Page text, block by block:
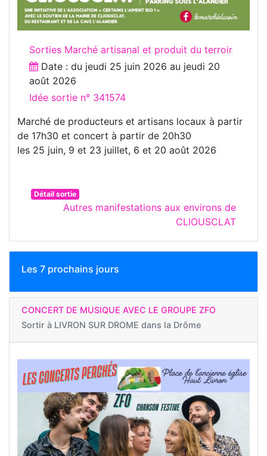
Sorties Marché artisanal et produit du terroir
Date : du jeudi 25 juin 2026 au jeudi 20
août 2026
Idée sortie n° 341574
Marché de producteurs et artisans locaux à partir
de 17h30 et concert à partir de 20h30
les 25 juin, 9 et 23 juillet, 6 et 20 août 2026
Détail sortie
Autres manifestations aux environs de
CLIOUSCLAT
Les 7 prochains jours
CONCERT DE MUSIQUE AVEC LE GROUPE ZFO
Sortir à LIVRON SUR DROME dans la Drôme